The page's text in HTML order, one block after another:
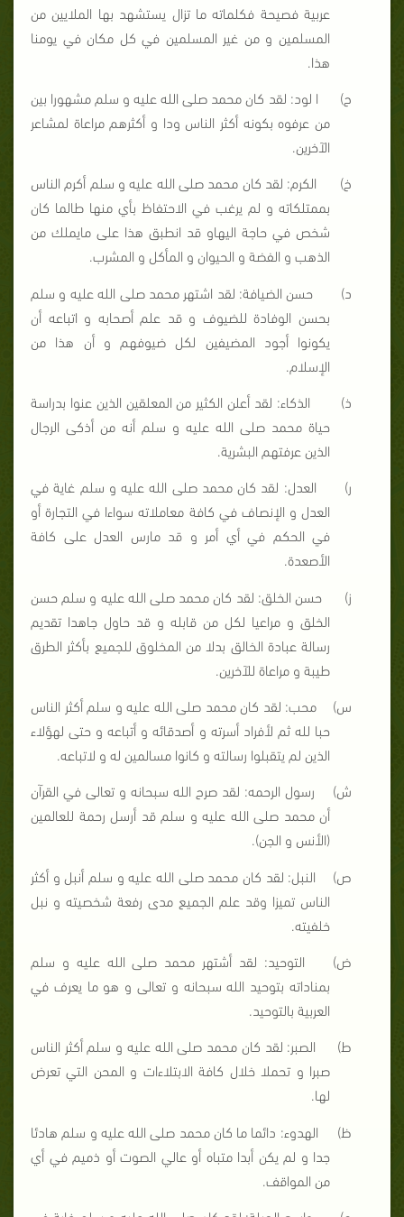
عربية فصيحة فكلماته ما تزال يستشهد بها الملايين من
المسلمين و من غير المسلمين في كل مكان في يومنا
هذا.
ح‌) ا لود: لقد كان محمد صلى الله عليه و سلم مشهورا بين
من عرفوه بكونه أكثر الناس ودا و أكثرهم مراعاة لمشاعر
الآخرين.
خ‌) الكرم: لقد كان محمد صلى الله عليه و سلم أكرم الناس
بممتلكاته و لم يرغب في الاحتفاظ بأي منها طالما كان
شخص في حاجة اليهاو قد انطبق هذا على مايملك من
الذهب و الفضة و الحيوان و المأكل و المشرب.
د‌) حسن الضيافة: لقد اشتهر محمد صلى الله عليه و سلم
بحسن الوفادة للضيوف و قد علم أصحابه و اتباعه أن
يكونوا أجود المضيفين لكل ضيوفهم و أن هذا من
الإسلام.
ذ‌) الذكاء: لقد أعلن الكثير من المعلقين الذين عنوا بدراسة
حياة محمد صلى الله عليه و سلم أنه من أذكى الرجال
الذين عرفتهم البشرية.
ر‌) العدل: لقد كان محمد صلى الله عليه و سلم غاية في
العدل و الإنصاف في كافة معاملاته سواءا في التجارة أو
في الحكم في أي أمر و قد مارس العدل على كافة
الأصعدة.
ز‌)حسن الخلق: لقد كان محمد صلى الله عليه و سلم حسن
الخلق و مراعيا لكل من قابله و قد حاول جاهدا تقديم
رسالة عبادة الخالق بدلا من المخلوق للجميع بأكثر الطرق
طيبة و مراعاة للآخرين.
س‌) محب: لقد كان محمد صلى الله عليه و سلم أكثر الناس
حبا لله ثم لأفراد أسرته و أصدقائه و أتباعه و حتى لهؤلاء
الذين لم يتقبلوا رسالته و كانوا مسالمين له و لاتباعه.
ش‌) رسول الرحمه: لقد صرح الله سبحانه و تعالى في القرآن
أن محمد صلى الله عليه و سلم قد أرسل رحمة للعالمين
(الأنس و الجن).
ص‌)
النبل: لقد كان محمد صلى الله عليه و سلم أنبل و أكثر
الناس تميزا وقد علم الجميع مدى رفعة شخصيته و نبل
خلفيته.
ض‌)
التوحيد: لقد أشتهر محمد صلى الله عليه و سلم
بمناداته بتوحيد الله سبحانه و تعالى و هو ما يعرف في
العربية بالتوحيد.
ط‌) الصبر: لقد كان محمد صلى الله عليه و سلم أكثر الناس
صبرا و تحملا خلال كافة الابتلاءات و المحن التي تعرض
لها.
ظ‌) الهدوء: دائما ما كان محمد صلى الله عليه و سلم هادئا
جدا و لم يكن أبدا متباه أو عالي الصوت أو ذميم في أي
من المواقف.